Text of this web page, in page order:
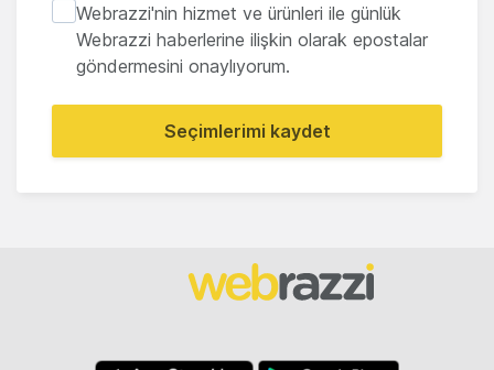
Webrazzi'nin hizmet ve ürünleri ile günlük
Webrazzi haberlerine ilişkin olarak epostalar
göndermesini onaylıyorum.
Seçimlerimi kaydet